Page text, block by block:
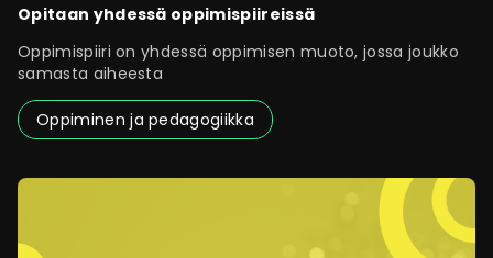
Opitaan yhdessä oppimispiireissä
Oppimispiiri on yhdessä oppimisen muoto, jossa joukko
samasta aiheesta
Oppiminen ja pedagogiikka